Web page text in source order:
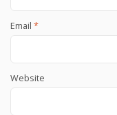
Email *
Website